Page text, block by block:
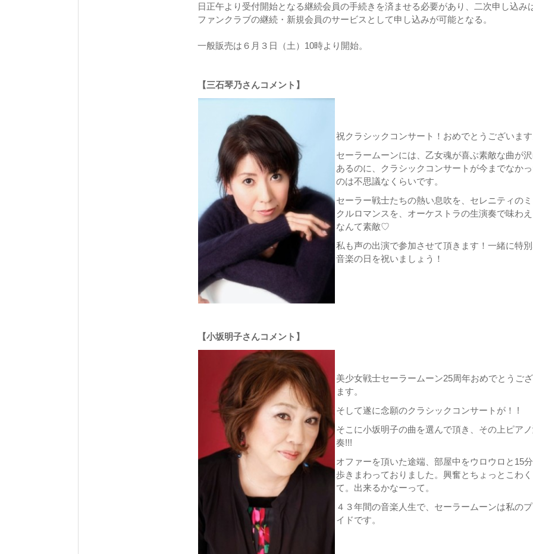
日正午より受付開始となる継続会員の手続きを済ませる必要があり、二次申し込み
ファンクラブの継続・新規会員のサービスとして申し込みが可能となる。
一般販売は６月３日（土）10時より開始。
【三石琴乃さんコメント】
祝クラシックコンサート！おめでとうございます
セーラームーンには、乙女魂が喜ぶ素敵な曲が
あるのに、クラシックコンサートが今までなかっ
のは不思議なくらいです。
セーラー戦士たちの熱い息吹を、セレニティのミ
クルロマンスを、オーケストラの生演奏で味わえ
なんて素敵♡
私も声の出演で参加させて頂きます！一緒に特
音楽の日を祝いましょう！
【小坂明子さんコメント】
美少女戦士セーラームーン25周年おめでとうご
ます。
そして遂に念願のクラシックコンサートが！ !
そこに小坂明子の曲を選んで頂き、その上ピア
奏!!!
オファーを頂いた途端、部屋中をウロウロと15
歩きまわっておりました。興奮とちょっとこわく
て。出来るかなーって。
４３年間の音楽人生で、セーラームーンは私のプ
イドです。